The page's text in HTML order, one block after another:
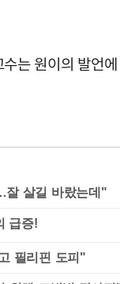
는 원이의 발언
잘 살길 바랐는데"
필리핀 도피"